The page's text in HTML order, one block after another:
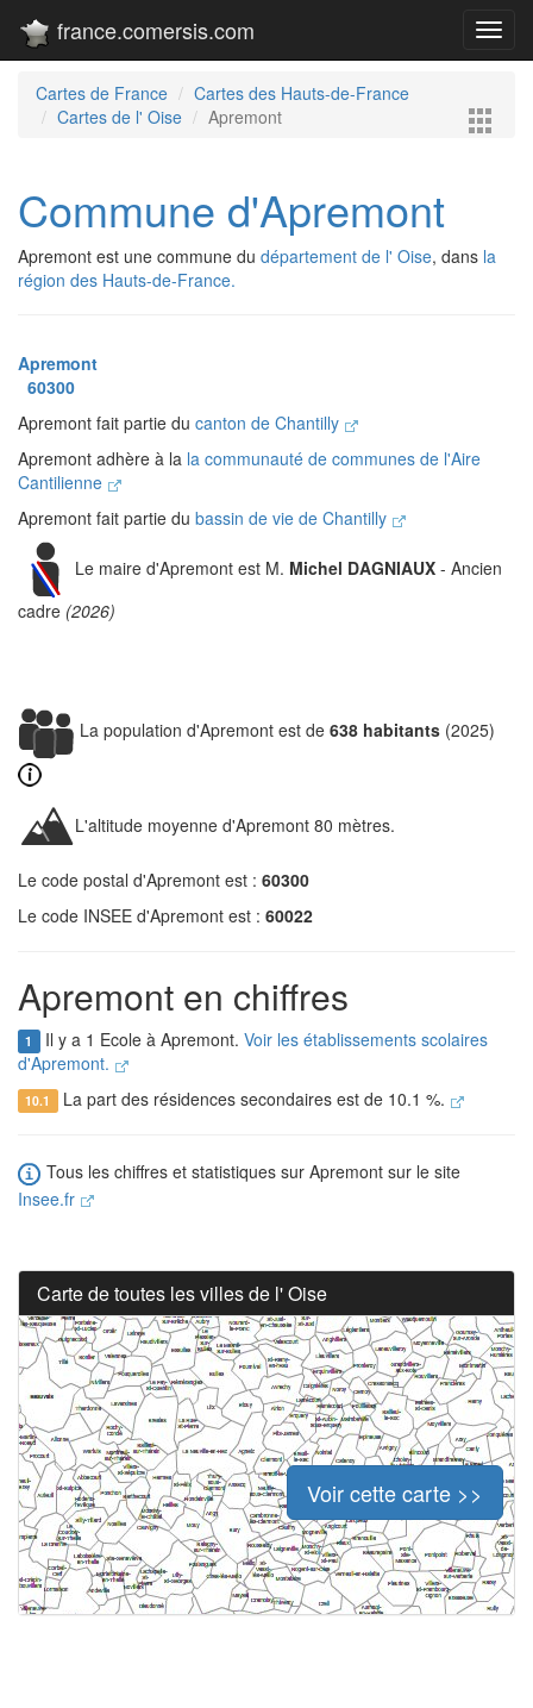
france.comersis.com
Cartes de France
Cartes des Hauts-de-France
Cartes de l' Oise
Apremont
Commune d'Apremont
Apremont est une commune du département de l' Oise, dans la
région des Hauts-de-France.
Apremont
60300
Apremont fait partie du canton de Chantilly
Apremont adhère à la la communauté de communes de l'Aire
Cantilienne
Apremont fait partie du bassin de vie de Chantilly
Le maire d'Apremont est M. Michel DAGNIAUX - Ancien
cadre (2026)
La population d'Apremont est de 638 habitants (2025)
L'altitude moyenne d'Apremont 80 mètres.
Le code postal d'Apremont est : 60300
Le code INSEE d'Apremont est : 60022
Apremont en chiffres
1 Il y a 1 Ecole à Apremont. Voir les établissements scolaires
d'Apremont.
10.1 La part des résidences secondaires est de 10.1 %.
Tous les chiffres et statistiques sur Apremont sur le site
Insee.fr
Carte de toutes les villes de l' Oise
Voir cette carte >>